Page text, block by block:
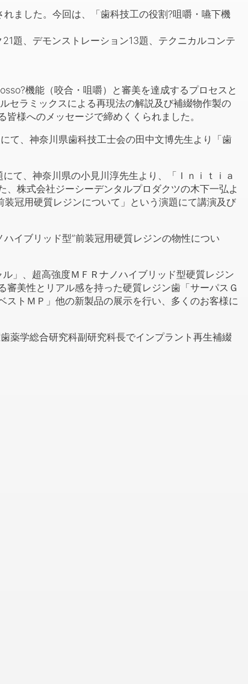
ました。今回は、「歯科技工の役割?咀嚼・嚥下機
題、デモンストレーション13題、テクニカルコンテ
機能（咬合・咀嚼）と審美を達成するプロセスと
セラミックスによる再現法の解説及び補綴物作製の
様へのメッセージで締めくくられました。
て、神奈川県歯科技工士会の田中文博先生より「歯
て、神奈川県の小見川淳先生より、「Ｉｎｉｔｉａ
株式会社ジーシーデンタルプロダクツの木下一弘よ
冠用硬質レジンについて」という演題にて講演及び
イブリッド型”前装冠用硬質レジンの物性につい
」、超高強度ＭＦＲナノハイブリッド型硬質レジン
審美性とリアル感を持った硬質レジン歯「サーパスＧ
トＭＰ」他の新製品の展示を行い、多くのお客様に
薬学総合研究科副研究科長でインプラント再生補綴